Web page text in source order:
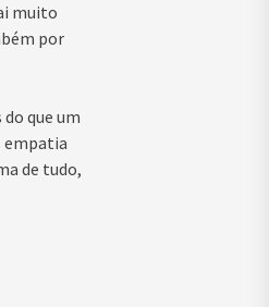
muito
por
que um
empatia
de tudo,